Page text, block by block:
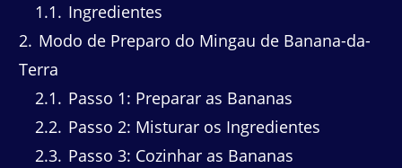
1.1
Ingredientes
2 Modo de Preparo do Mingau de Banana-da-
Terra
2.1
Passo 1: Preparar as Bananas
2.2 Passo 2: Misturar os Ingredientes
2.3 Passo 3: Cozinhar as Bananas